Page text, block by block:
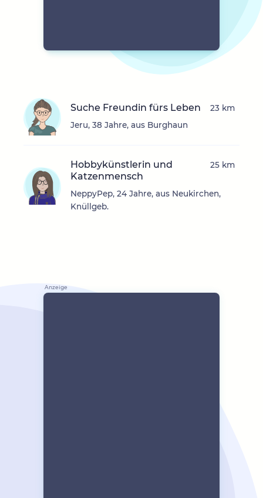
Suche Freundin fürs Leben
Jeru, 38 Jahre, aus Burghaun
23 km
Hobbykünstlerin und
Katzenmensch
NeppyPep, 24 Jahre, aus Neukirchen,
Knüllgeb.
25 km